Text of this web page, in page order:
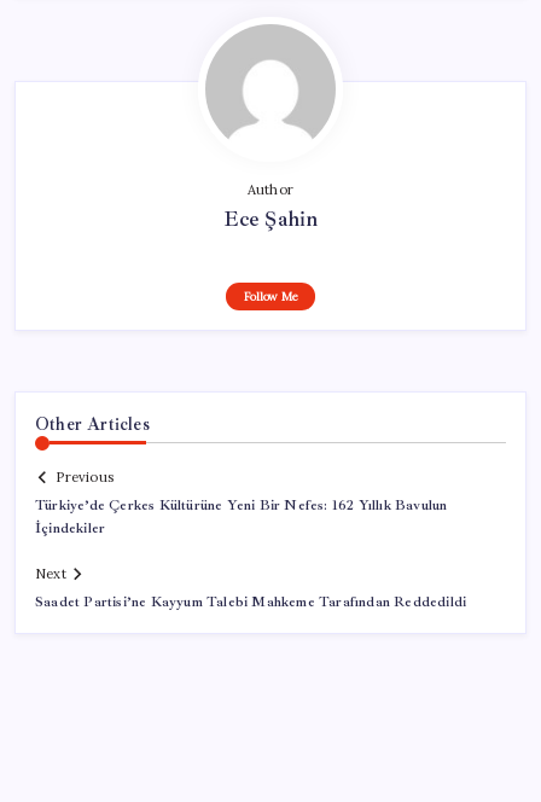
Author
Ece Şahin
Follow Me
Other Articles
Previous
Türkiye’de Çerkes Kültürüne Yeni Bir Nefes: 162 Yıllık Bavulun
İçindekiler
Next
Saadet Partisi’ne Kayyum Talebi Mahkeme Tarafından Reddedildi